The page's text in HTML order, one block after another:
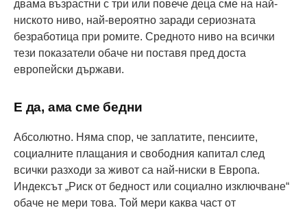
двама възрастни с три или повече деца сме на най-
ниското ниво, най-вероятно заради сериозната
безработица при ромите. Средното ниво на всички
тези показатели обаче ни поставя пред доста
европейски държави.
Е да, ама сме бедни
Абсолютно. Няма спор, че заплатите, пенсиите,
социалните плащания и свободния капитал след
всички разходи за живот са най-ниски в Европа.
Индексът „Риск от бедност или социално изключване“
обаче не мери това. Той мери каква част от